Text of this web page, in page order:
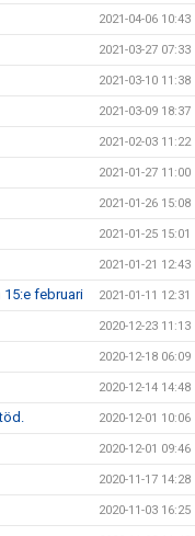
2021-04-06 10:43
2021-03-27 07:33
2021-03-10 11:38
2021-03-09 18:37
2021-02-03 11:22
2021-01-27 11:00
2021-01-26 15:08
2021-01-25 15:01
2021-01-21 12:43
februari 2021-01-11 12:31
2020-12-23 11:13
2020-12-18 06:09
2020-12-14 14:48
2020-12-01 10:06
2020-12-01 09:46
2020-11-17 14:28
2020-11-03 16:25